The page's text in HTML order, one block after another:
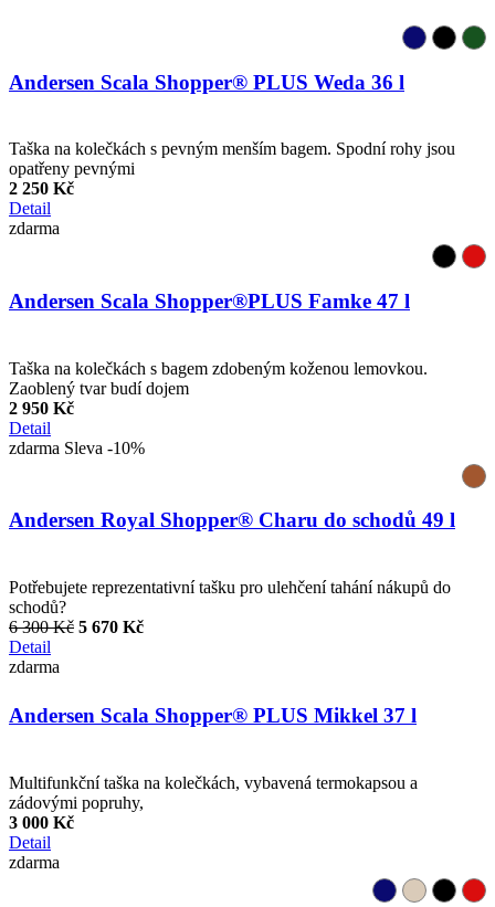
Andersen Scala Shopper® PLUS Weda 36 l
Taška na kolečkách s pevným menším bagem. Spodní rohy jsou
opatřeny pevnými
2 250 Kč
Detail
zdarma
Andersen Scala Shopper®PLUS Famke 47 l
Taška na kolečkách s bagem zdobeným koženou lemovkou.
Zaoblený tvar budí dojem
2 950 Kč
Detail
zdarma Sleva -10%
Andersen Royal Shopper® Charu do schodů 49 l
Potřebujete reprezentativní tašku pro ulehčení tahání nákupů do
schodů?
6 300 Kč 5 670 Kč
Detail
zdarma
Andersen Scala Shopper® PLUS Mikkel 37 l
Multifunkční taška na kolečkách, vybavená termokapsou a
zádovými popruhy,
3 000 Kč
Detail
zdarma